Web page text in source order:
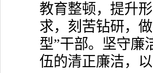
教育整顿，提升
求，刻苦钻研，
型”干部。坚守廉
伍的清正廉洁，